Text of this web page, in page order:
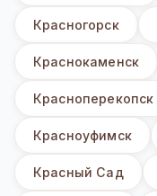
Красногорск
Краснокаменск
Красноперекопск
Красноуфимск
Красный Сад